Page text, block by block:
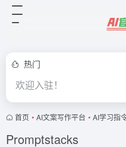
热门
欢迎入驻！
首页 • AI文案写作平台 • AI学习指
Promptstacks